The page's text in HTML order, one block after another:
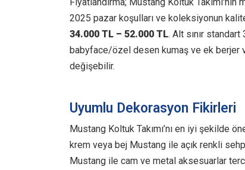
2025 pazar koşulları ve koleksiyonun
34.000 TL – 52.000 TL. Alt sınır
babyface/özel desen kumaş ve ek berjer
değişebilir.
Uyumlu Dekorasyon Fikirleri
Mustang Koltuk Takımı’nı en iyi şekilde
krem veya bej Mustang ile açık renkli
Mustang ile cam ve metal aksesuarlar